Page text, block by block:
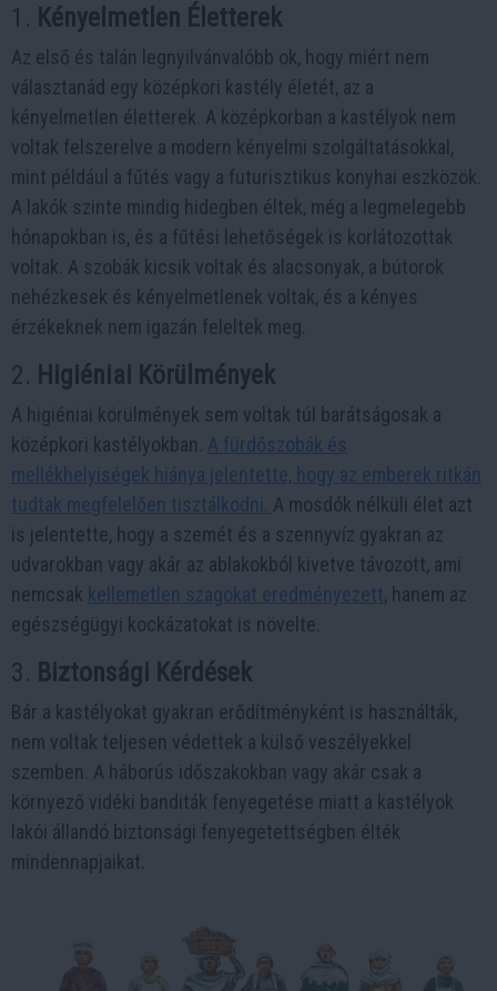
1. Kényelmetlen Életterek
Az első és talán legnyilvánvalóbb ok, hogy miért nem
választanád egy középkori kastély életét, az a
kényelmetlen életterek. A középkorban a kastélyok nem
voltak felszerelve a modern kényelmi szolgáltatásokkal,
mint például a fűtés vagy a futurisztikus konyhai eszközök.
A lakók szinte mindig hidegben éltek, még a legmelegebb
hónapokban is, és a fűtési lehetőségek is korlátozottak
voltak. A szobák kicsik voltak és alacsonyak, a bútorok
nehézkesek és kényelmetlenek voltak, és a kényes
érzékeknek nem igazán feleltek meg.
2. Higiéniai Körülmények
A higiéniai körülmények sem voltak túl barátságosak a
középkori kastélyokban. A fürdőszobák és
mellékhelyiségek hiánya jelentette, hogy az emberek ritkán
tudtak megfelelően tisztálkodni. A mosdók nélküli élet azt
is jelentette, hogy a szemét és a szennyvíz gyakran az
udvarokban vagy akár az ablakokból kivetve távozott, ami
nemcsak kellemetlen szagokat eredményezett, hanem az
egészségügyi kockázatokat is növelte.
3. Biztonsági Kérdések
Bár a kastélyokat gyakran erődítményként is használták,
nem voltak teljesen védettek a külső veszélyekkel
szemben. A háborús időszakokban vagy akár csak a
környező vidéki banditák fenyegetése miatt a kastélyok
lakói állandó biztonsági fenyegetettségben élték
mindennapjaikat.